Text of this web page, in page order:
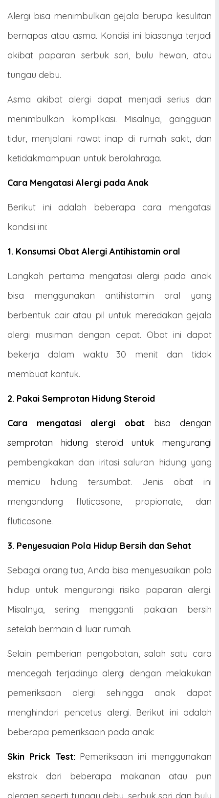
Alergi bisa menimbulkan gejala berupa kesulitan
bernapas atau asma. Kondisi ini biasanya terjadi
akibat paparan serbuk sari, bulu hewan, atau
tungau debu.
Asma akibat alergi dapat menjadi serius dan
menimbulkan komplikasi. Misalnya, gangguan
tidur, menjalani rawat inap di rumah sakit, dan
ketidakmampuan untuk berolahraga.
Cara Mengatasi Alergi pada Anak
Berikut ini adalah beberapa cara mengatasi
kondisi ini:
1. Konsumsi Obat Alergi Antihistamin oral
Langkah pertama mengatasi alergi pada anak
bisa menggunakan antihistamin oral yang
berbentuk cair atau pil untuk meredakan gejala
alergi musiman dengan cepat. Obat ini dapat
bekerja dalam waktu 30 menit dan tidak
membuat kantuk.
2. Pakai Semprotan Hidung Steroid
Cara mengatasi alergi obat bisa dengan
semprotan hidung steroid untuk mengurangi
pembengkakan dan iritasi saluran hidung yang
memicu hidung tersumbat. Jenis obat ini
mengandung fluticasone, propionate, dan
fluticasone.
3. Penyesuaian Pola Hidup Bersih dan Sehat
Sebagai orang tua, Anda bisa menyesuaikan pola
hidup untuk mengurangi risiko paparan alergi.
Misalnya, sering mengganti pakaian bersih
setelah bermain di luar rumah.
Selain pemberian pengobatan, salah satu cara
mencegah terjadinya alergi dengan melakukan
pemeriksaan alergi sehingga anak dapat
menghindari pencetus alergi. Berikut ini adalah
beberapa pemeriksaan pada anak:
Skin Prick Test: Pemeriksaan ini menggunakan
ekstrak dari beberapa makanan atau pun
alergen seperti tungau debu, serbuk sari dan bulu